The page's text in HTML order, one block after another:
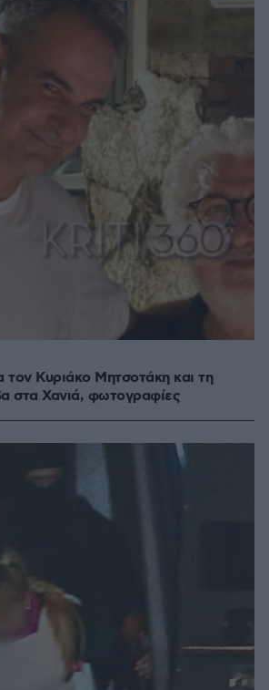
τον Κυριάκο Μητσοτάκη και τη
στα Χανιά, φωτογραφίες